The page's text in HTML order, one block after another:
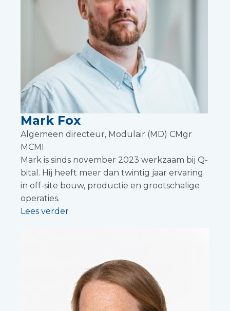
Mark Fox
Algemeen directeur, Modulair (MD) CMgr
MCMI
Mark is sinds november 2023 werkzaam bij Q-
bital. Hij heeft meer dan twintig jaar ervaring
in off-site bouw, productie en grootschalige
operaties.
Lees verder